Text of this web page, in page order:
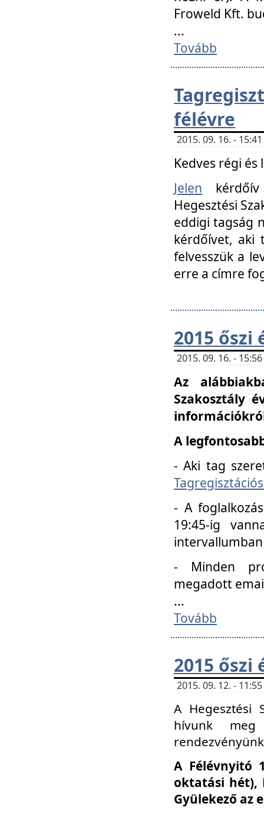
Froweld Kft.
...
Tovább
félévre
2015. 09. 16. -
Kedves régi
Jelen
Hegesztési
eddigi tagság
kérdőívet, aki
felvesszük a
erre a címre
2015 őszi
2015. 09. 16. -
Az
Szakosztály
A
- Aki tag
- A
19:45-ig
- Minden
megadott
...
Tovább
2015
2015. 09. 12. -
A Hegesztési
hívunk
A Félévnyitó
oktatási hét),
Gyülekező az